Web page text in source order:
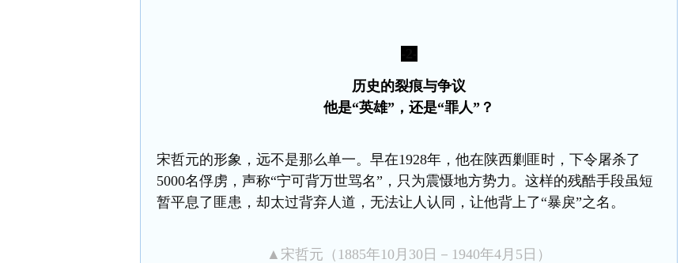
历史的裂痕与争议
他是“英雄”，还是“罪人”？
宋哲元的形象 ，远不是那么单一。 早在1928年，他在陕西剿匪时 ， 下令屠杀了
5000名俘虏， 声称“宁可背万世骂名” ，只为震慑地方势力。 这样的残酷手段虽短
暂平息了 匪患，却太过背弃人道，无法让人认同， 让他背上了“暴戾”之名。
▲宋哲元（1885年10月30日－1940年4月5日）